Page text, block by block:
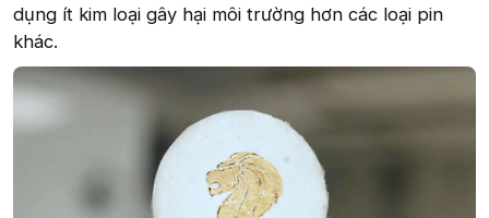
dụng ít kim loại gây hại môi trường hơn các loại pin
khác.